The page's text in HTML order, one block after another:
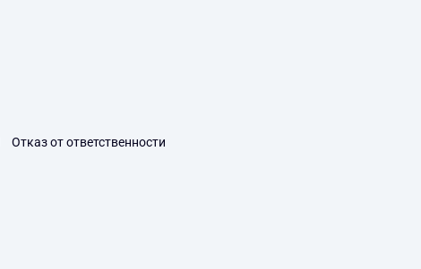
Отказ от ответственности